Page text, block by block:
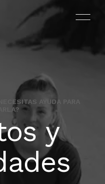
AYUDA PARA
y